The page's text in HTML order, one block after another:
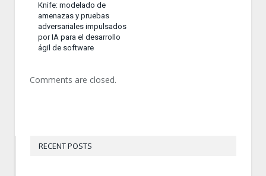
Knife: modelado de
amenazas y pruebas
adversariales impulsados
por IA para el desarrollo
ágil de software
Comments are closed.
RECENT POSTS